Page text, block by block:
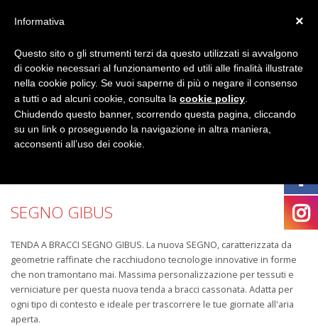
SEGNO GIBUS
TENDA A BRACCI SEGNO GIBUS. La nuova SEGNO, caratterizzata da
geometrie raffinate che racchiudono tecnologie innovative in forme
che non tramontano mai. Massima personalizzazione per tessuti e
verniciature per questa nuova tenda a bracci cassonata. Adatta per
ogni tipo di contesto e ideale per trascorrere le tue giornate all'aria
aperta.
×
Informativa
Questo sito o gli strumenti terzi da questo utilizzati si avvalgono
di cookie necessari al funzionamento ed utili alle finalità illustrate
nella cookie policy. Se vuoi saperne di più o negare il consenso
a tutti o ad alcuni cookie, consulta la cookie policy
Chiudendo questo banner, scorrendo questa pagina, cliccando
su un link o proseguendo la navigazione in altra maniera,
acconsenti all’uso dei cookie.